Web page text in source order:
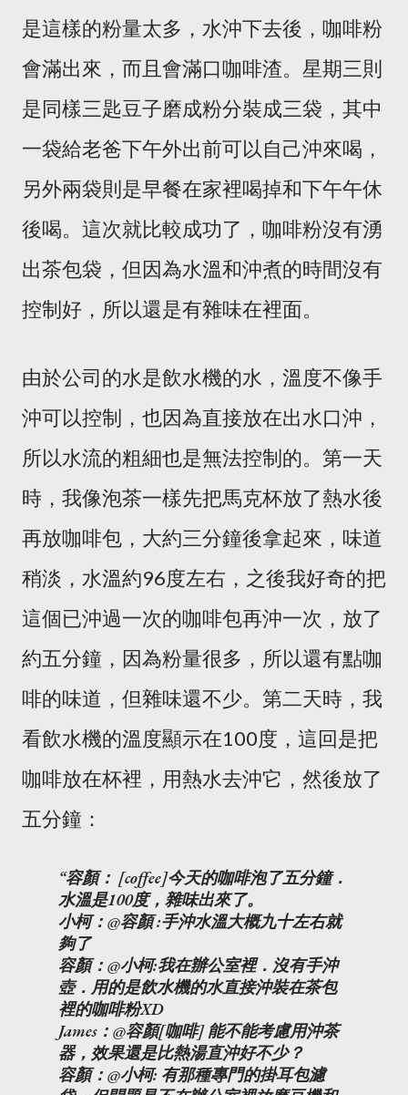
是這樣的粉量太多，水沖下去後，咖啡粉
會滿出來，而且會滿口咖啡渣。星期三則
是同樣三匙豆子磨成粉分裝成三袋，其中
一袋給老爸下午外出前可以自己沖來喝，
另外兩袋則是早餐在家裡喝掉和下午午休
後喝。這次就比較成功了，咖啡粉沒有湧
出茶包袋，但因為水溫和沖煮的時間沒有
控制好，所以還是有雜味在裡面。
由於公司的水是飲水機的水，溫度不像手
沖可以控制，也因為直接放在出水口沖，
所以水流的粗細也是無法控制的。第一天
時，我像泡茶一樣先把馬克杯放了熱水後
再放咖啡包，大約三分鐘後拿起來，味道
稍淡，水溫約96度左右，之後我好奇的把
這個已沖過一次的咖啡包再沖一次，放了
約五分鐘，因為粉量很多，所以還有點咖
啡的味道，但雜味還不少。第二天時，我
看飲水機的溫度顯示在100度，這回是把
咖啡放在杯裡，用熱水去沖它，然後放了
五分鐘：
容顏： [coffee]今天的咖啡泡了五分鐘．
水溫是100度，雜味出來了。
小柯：@容顏 :手沖水溫大概九十左右就
夠了
容顏：@小柯:我在辦公室裡．沒有手沖
壺．用的是飲水機的水直接沖裝在茶包
裡的咖啡粉XD
James：@容顏[咖啡] 能不能考慮用沖茶
器，效果還是比熱湯直沖好不少？
容顏：@小柯: 有那種專門的掛耳包濾